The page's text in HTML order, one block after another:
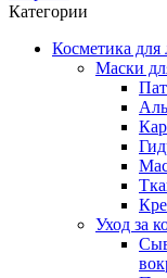
Категории
Косметика для
Маски
Уход за